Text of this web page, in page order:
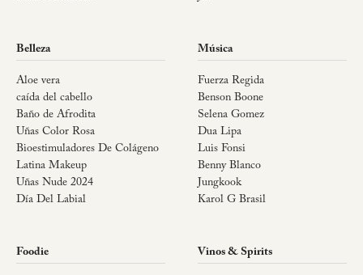
Belleza
Aloe vera
caída del cabello
Baño de Afrodita
Uñas Color Rosa
Bioestimuladores De Colágeno
Latina Makeup
Uñas Nude 2024
Día Del Labial
Música
Fuerza Regida
Benson Boone
Selena Gomez
Dua Lipa
Luis Fonsi
Benny Blanco
Jungkook
Karol G Brasil
Foodie Vinos & Spirits